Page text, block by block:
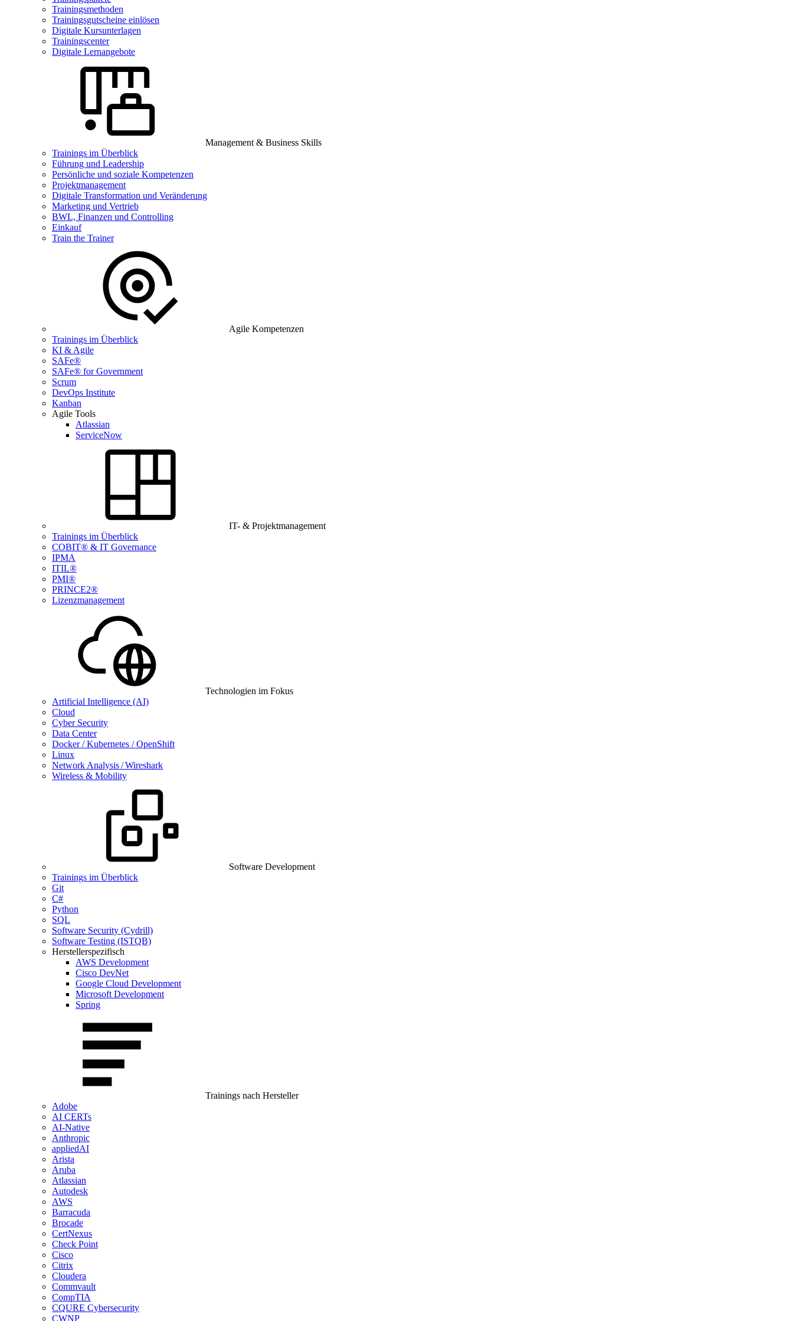
Trainingsmethoden
Trainingsgutscheine einlösen
Digitale Kursunterlagen
Trainingscenter
Digitale Lernangebote
Management & Business Skills
Trainings im Überblick
Führung und Leadership
Persönliche und soziale Kompetenzen
Projektmanagement
Digitale Transformation und Veränderung
Marketing und Vertrieb
BWL, Finanzen und Controlling
Einkauf
Train the Trainer
Agile Kompetenzen
Trainings im Überblick
KI & Agile
SAFe®
SAFe® for Government
Scrum
DevOps Institute
Kanban
Agile Tools
Atlassian
ServiceNow
IT- & Projektmanagement
Trainings im Überblick
COBIT® & IT Governance
IPMA
ITIL®
PMI®
PRINCE2®
Lizenzmanagement
Technologien im Fokus
Artificial Intelligence (AI)
Cloud
Cyber Security
Data Center
Docker / Kubernetes / OpenShift
Linux
Network Analysis / Wireshark
Wireless & Mobility
Software Development
Trainings im Überblick
Git
C#
Python
SQL
Software Security (Cydrill)
Software Testing (ISTQB)
Herstellerspezifisch
AWS Development
Cisco DevNet
Google Cloud Development
Microsoft Development
Spring
Trainings nach Hersteller
Adobe
AI CERTs
AI-Native
Anthropic
appliedAI
Arista
Aruba
Atlassian
Autodesk
AWS
Barracuda
Brocade
CertNexus
Check Point
Cisco
Citrix
Cloudera
Commvault
CompTIA
CQURE Cybersecurity
CWNP